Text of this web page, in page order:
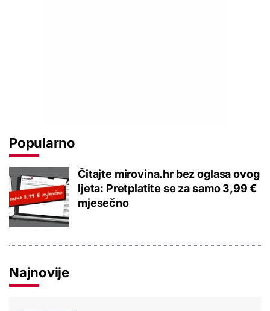
Popularno
Čitajte mirovina.hr bez oglasa ovog
ljeta: Pretplatite se za samo 3,99 €
mjesečno
Najnovije